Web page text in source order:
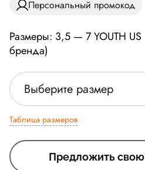
Персональный промокод
Размеры: 3,5 — 7 YOUTH US
бренда)
Выберите размер
Таблица размеров
Предложить